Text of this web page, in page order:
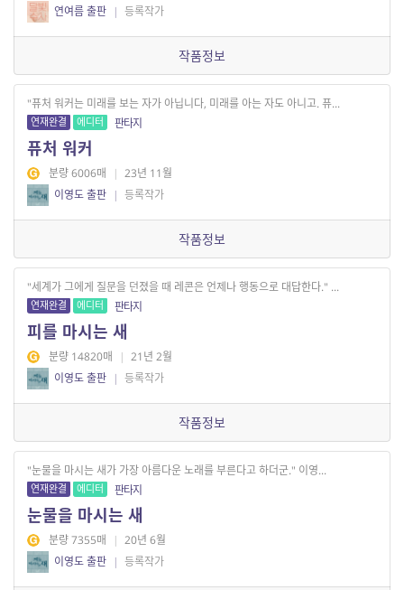
연여름 출판 | 등록작가
작품정보
"퓨처 워커는 미래를 보는 자가 아닙니다, 미래를 아는 자도 아니고. 퓨...
연재완결 에디터 판타지
퓨처 워커
분량 6006매 | 23년 11월
이영도 출판 | 등록작가
작품정보
"세계가 그에게 질문을 던졌을 때 레콘은 언제나 행동으로 대답한다." ...
연재완결 에디터 판타지
피를 마시는 새
분량 14820매 | 21년 2월
이영도 출판 | 등록작가
작품정보
"눈물을 마시는 새가 가장 아름다운 노래를 부른다고 하더군." 이영...
연재완결 에디터 판타지
눈물을 마시는 새
분량 7355매 | 20년 6월
이영도 출판 | 등록작가